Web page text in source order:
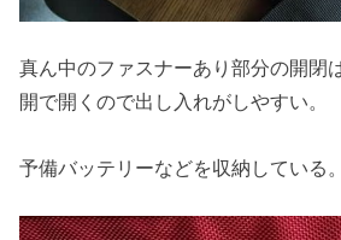
真ん中のファスナーあり部分の開閉
開で開くので出し入れがしやすい。
予備バッテリーなどを収納している。